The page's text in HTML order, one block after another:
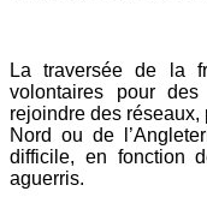
La traversée de la
volontaires pour
rejoindre des réseaux,
Nord ou de
difficile, en fonction
aguerris.